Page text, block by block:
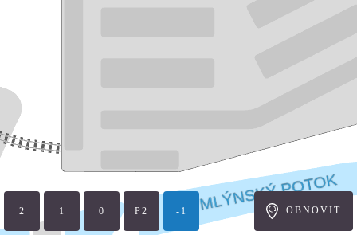
2 1 P2 -1 OBNOVIT